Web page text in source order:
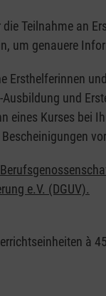
die Teilnahme an
um genauere
Ersthelferinnen
Ausbildung und
eines Kurses bei
e.V. (DGUV).
à